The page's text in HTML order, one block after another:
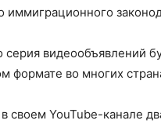
иммиграционного
серия видеообъявлений
формате во многих
своем YouTube-канале